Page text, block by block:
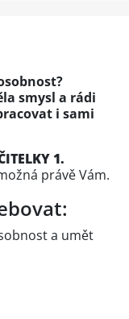
smysl a rádi
i sami
1.
právě Vám.
a umět